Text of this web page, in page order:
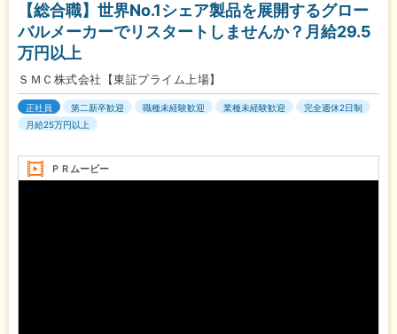
【総合職】世界No.1シェア製品を展開するグロー
バルメーカーでリスタートしませんか？月給29.5
万円以上
ＳＭＣ株式会社【東証プライム上場】
正社員 第二新卒歓迎 職種未経験歓迎 業種未経験歓迎
完全週休2日制
月給25万円以上
ＰＲムービー